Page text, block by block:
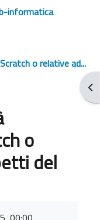
informatica
o relative ad...
o
del